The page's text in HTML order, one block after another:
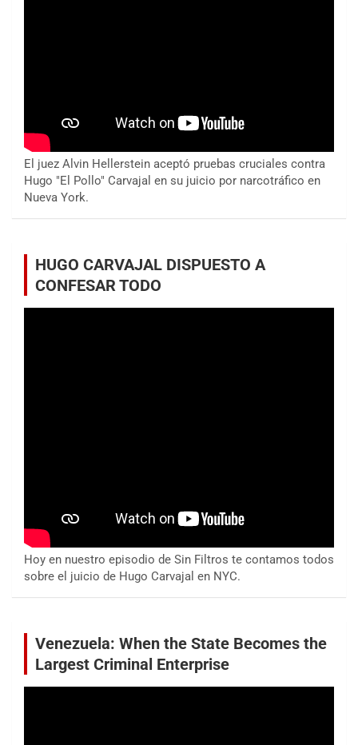
El juez Alvin Hellerstein aceptó pruebas cruciales contra
Hugo "El Pollo" Carvajal en su juicio por narcotráfico en
Nueva York.
HUGO CARVAJAL DISPUESTO A
CONFESAR TODO
Hoy en nuestro episodio de Sin Filtros te contamos todos
sobre el juicio de Hugo Carvajal en NYC.
Venezuela: When the State Becomes the
Largest Criminal Enterprise